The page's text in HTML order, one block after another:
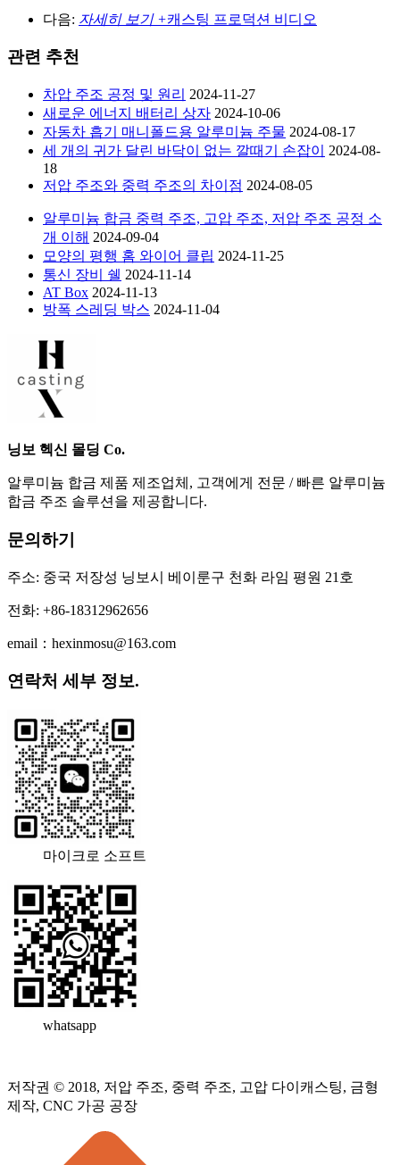
다음: 자세히 보기 +캐스팅 프로덕션 비디오
관련 추천
차압 주조 공정 및 원리 2024-11-27
새로운 에너지 배터리 상자 2024-10-06
자동차 흡기 매니폴드용 알루미늄 주물 2024-08-17
세 개의 귀가 달린 바닥이 없는 깔때기 손잡이
2024-08-
18
저압 주조와 중력 주조의 차이점 2024-08-05
알루미늄 합금 중력 주조, 고압 주조, 저압 주조 공정 소
개 이해 2024-09-04
모양의 평행 홈 와이어 클립 2024-11-25
통신 장비 쉘 2024-11-14
AT Box 2024-11-13
방폭 스레딩 박스 2024-11-04
닝보 헥신 몰딩 Co.
알루미늄 합금 제품 제조업체, 고객에게 전문 / 빠른 알루미늄
합금 주조 솔루션을 제공합니다.
문의하기
주소: 중국 저장성 닝보시 베이룬구 천화 라임 평원 21호
전화: +86-18312962656
email：hexinmosu@163.com
연락처 세부 정보.
마이크로 소프트
whatsapp
저작권 © 2018, 저압 주조, 중력 주조, 고압 다이캐스팅, 금형
제작, CNC 가공 공장